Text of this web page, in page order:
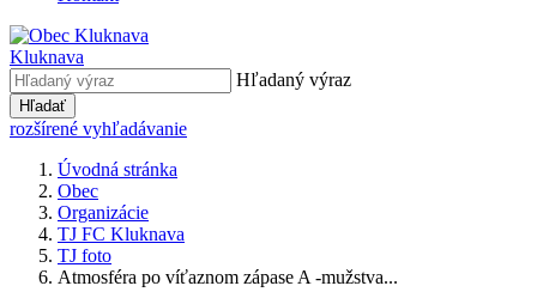
Kluknava
Hľadaný výraz
Hľadať
rozšírené vyhľadávanie
Úvodná stránka
Obec
Organizácie
TJ FC Kluknava
TJ foto
Atmosféra po víťaznom zápase A -mužstva...